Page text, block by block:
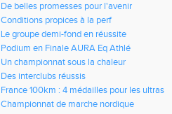
De belles promesses pour l'avenir
Conditions propices à la perf
Le groupe demi-fond en réussite
Podium en Finale AURA Eq Athlé
Un championnat sous la chaleur
Des interclubs réussis
France 100km : 4 médailles pour les ultras
Championnat de marche nordique